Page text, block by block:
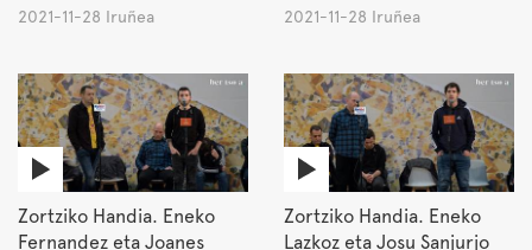
2021-11-28 Iruñea 2021-11-28 Iruñea
Zortziko Handia. Eneko
Fernandez eta Joanes
Zortziko Handia. Eneko
Lazkoz eta Josu Sanjurjo